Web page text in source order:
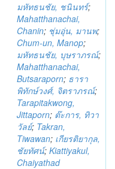
มหัทธนชัย, ชนินทร์;
Mahatthanachai,
Chanin; ชุ่มอุ่น, มานพ;
Chum-un, Manop;
มหัทธนชัย, บุษราภรณ์;
Mahatthanachai,
Butsaraporn; ธารา
พิทักษ์วงศ์, จิตราภรณ์;
Tarapitakwong,
Jittaporn; ต๊ะการ, ทิวา
วัลย์; Takran,
Tiwawan; เกียรติยากุล,
ชัยทัศน์; Kiattiyakul,
Chaiyathad